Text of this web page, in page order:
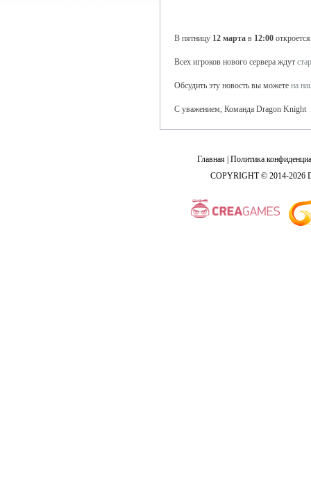
В пятницу 12 марта в 12:00
Всех игроков нового сервера ждут
Обсудить эту новость вы можете на
С уважением, Команда Dragon Knight
Главная Политика
COPYRIGHT © 2014-2026